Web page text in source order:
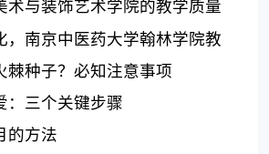
术与装饰艺术学院的教学质量
，南京中医药大学翰林学院教
棘种子？必知注意事项
：三个关键步骤
的方法